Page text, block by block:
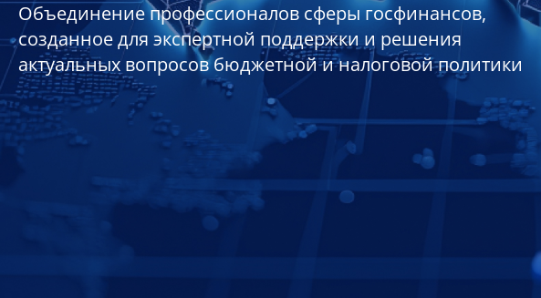
Объединение профессионалов сферы госфинансов,
созданное для экспертной поддержки и решения
актуальных вопросов бюджетной и налоговой политики